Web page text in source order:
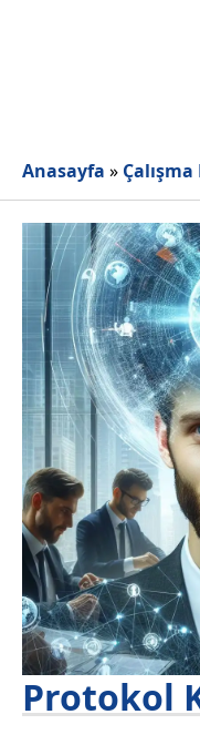
Anasayfa » Çalışma
Protokol